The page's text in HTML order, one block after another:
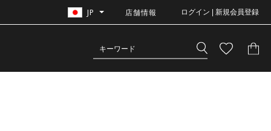
JP 店舗情報 ログイン | 新規会員登録